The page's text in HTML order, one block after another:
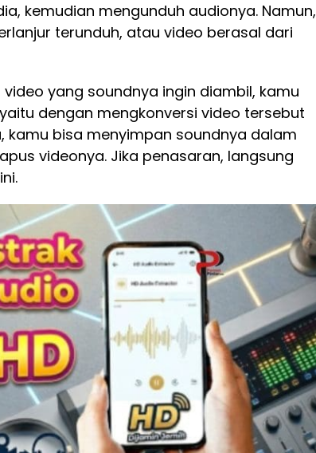
kemudian mengunduh audionya. Namun,
terunduh, atau video berasal dari
yang soundnya ingin diambil, kamu
dengan mengkonversi video tersebut
kamu bisa menyimpan soundnya dalam
videonya. Jika penasaran, langsung